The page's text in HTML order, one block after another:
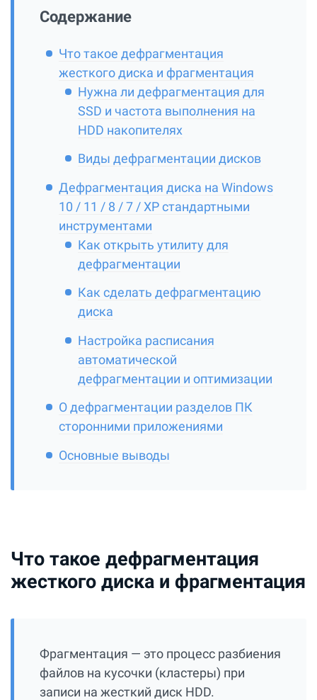
Содержание
Что такое дефрагментация
жесткого диска и фрагментация
Нужна ли дефрагментация для
SSD и частота выполнения на
HDD накопителях
Виды дефрагментации дисков
Дефрагментация диска на Windows
10 / 11 / 8 / 7 / XP стандартными
инструментами
Как открыть утилиту для
дефрагментации
Как сделать дефрагментацию
диска
Настройка расписания
автоматической
дефрагментации и оптимизации
О дефрагментации разделов ПК
сторонними приложениями
Основные выводы
Что такое дефрагментация
жесткого диска и фрагментация
Фрагментация — это процесс разбиения
файлов на кусочки (кластеры) при
записи на жесткий диск HDD.